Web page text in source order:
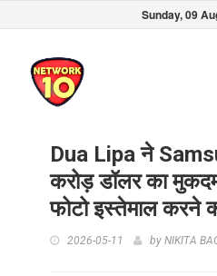
Sunday, 09
Dua Lipa ने
करोड़ डॉलर का
फोटो इस्तेमाल करने
2026-05-11 by NIKITA